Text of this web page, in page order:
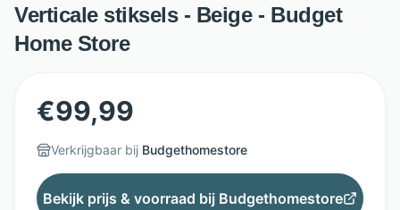
Verticale stiksels - Beige - Budget
Home Store
€99,99
Verkrijgbaar bij Budgethomestore
Bekijk prijs & voorraad bij Budgethomestore